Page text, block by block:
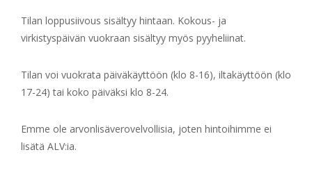
Tilan loppusiivous sisältyy hintaan. Kokous- ja
virkistyspäivän vuokraan sisältyy myös pyyheliinat.
Tilan voi vuokrata päiväkäyttöön (klo 8-16), iltakäyttöön (klo
17-24) tai koko päiväksi klo 8-24.
Emme ole arvonlisäverovelvollisia, joten hintoihimme ei
lisätä ALV:ia.